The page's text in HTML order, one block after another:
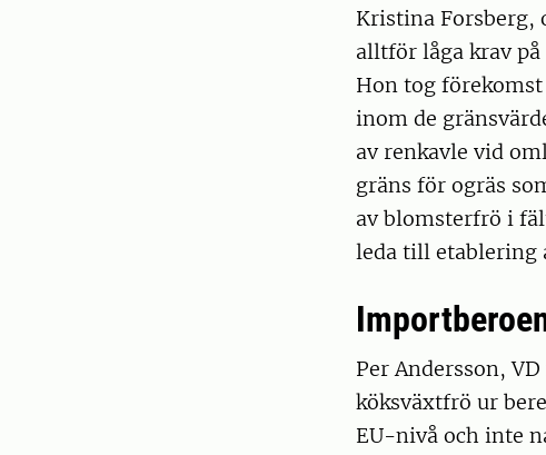
Kristina Forsberg,
alltför låga krav
Hon tog
inom de
av renkavle vid
gräns för ogräs
av blomsterfrö i
leda till etablering
Per Andersson,
köksväxtfrö ur
EU-nivå och inte